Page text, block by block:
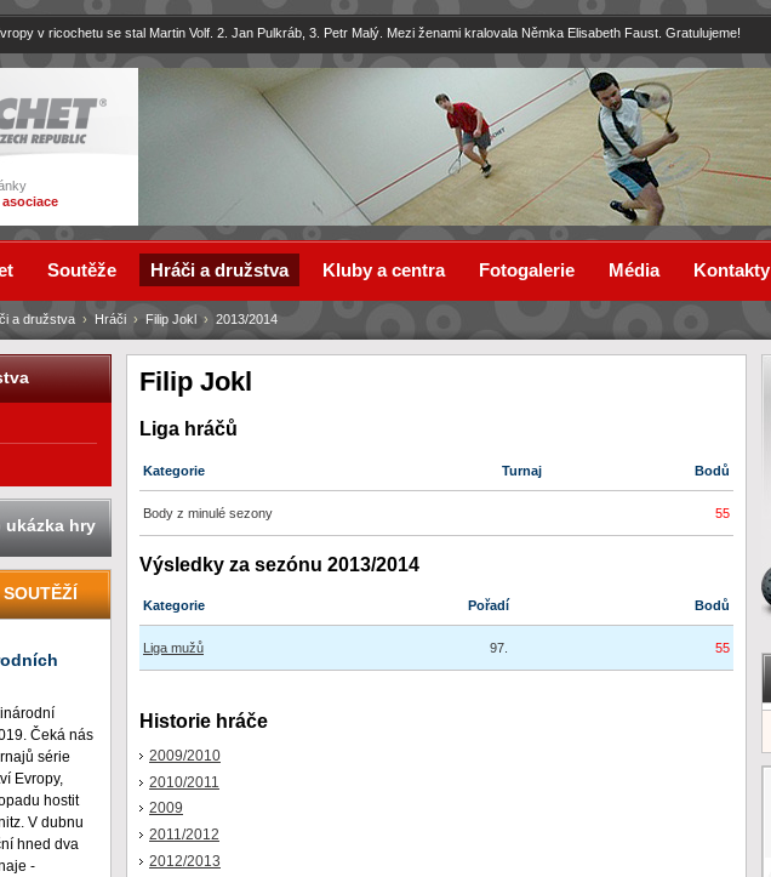
v ricochetu se stal Martin Volf. 2. Jan Pulkráb, 3. Petr Malý. Mezi ženami kralovala Němka Elisabeth Faust. Gratulujeme!
Filip Jokl
Liga hráčů
Kategorie Turnaj Bodů
Body z minulé sezony 55
Výsledky za sezónu 2013/2014
Kategorie Pořadí Bodů
Liga mužů 97. 55
Historie hráče
2009/2010
2010/2011
2009
2011/2012
2012/2013
a družstva › Hráči › Filip Jokl › 2013/2014
Soutěže Hráči a družstva Kluby a centra Fotogalerie Média Kontakty
ukázka hry
Čeká nás
série
Evropy,
hostit
V dubnu
hned dva
-